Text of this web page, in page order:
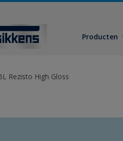
Producten
Rezisto High Gloss